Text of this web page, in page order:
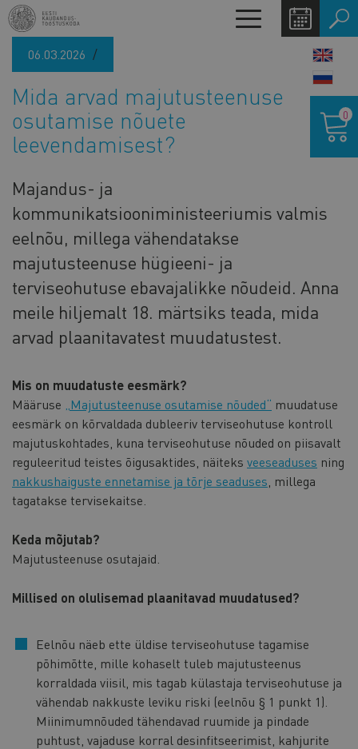
Liigu
edasi
põhisisu
Toggle
navigation
06.03.2026
Mida arvad majutusteenuse
osutamise nõuete
leevendamisest?
Majandus- ja
kommunikatsiooniministeeriumis valmis
eelnõu, millega vähendatakse
majutusteenuse hügieeni- ja
terviseohutuse ebavajalikke nõudeid. Anna
meile hiljemalt 18. märtsiks teada, mida
arvad plaanitavatest muudatustest.
Mis on muudatuste eesmärk?
Määruse
„Majutusteenuse osutamise nõuded“ muudatuse
eesmärk on kõrvaldada dubleeriv terviseohutuse kontroll
majutuskohtades, kuna terviseohutuse nõuded on piisavalt
reguleeritud teistes õigusaktides, näiteks veeseaduses ning
nakkushaiguste ennetamise ja tõrje seaduses , millega
tagatakse tervisekaitse.
Keda mõjutab?
Majutusteenuse osutajaid.
Millised on olulisemad plaanitavad muudatused?
Eelnõu näeb ette üldise terviseohutuse tagamise
põhimõtte, mille kohaselt tuleb majutusteenus
korraldada viisil, mis tagab külastaja terviseohutuse ja
vähendab nakkuste leviku riski (eelnõu § 1 punkt 1).
Miinimumnõuded tähendavad ruumide ja pindade
puhtust, vajaduse korral desinfitseerimist, kahjurite
0